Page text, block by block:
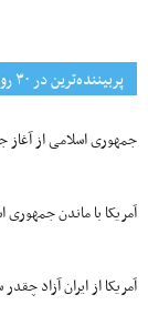
پربیننده‌ترین‌ در ۳۰ روز گذشته
جمهوری اسلامی از آغاز
آمریکا با ماندن
آمریکا از ایران آزاد